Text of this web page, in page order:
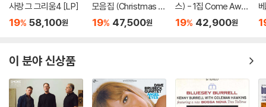
사랑 그 그리움4 [LP]
19% 58,100원
모음집 (Christmas Ja
zz) [투명 레드 컬러 L
19% 47,500원
스) - 1집 Come Awa
y With Me (20th Ann
19% 42,900원
이 분야 신상품